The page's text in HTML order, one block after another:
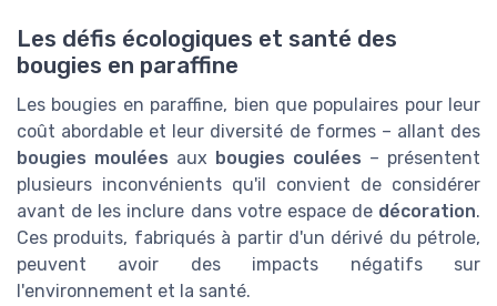
Les défis écologiques et santé des
bougies en paraffine
Les bougies en paraffine, bien que populaires pour leur
coût abordable et leur diversité de formes – allant des
bougies moulées aux bougies coulées – présentent
plusieurs inconvénients qu'il convient de considérer
avant de les inclure dans votre espace de décoration.
Ces produits, fabriqués à partir d'un dérivé du pétrole,
peuvent avoir des impacts négatifs sur
l'environnement et la santé.